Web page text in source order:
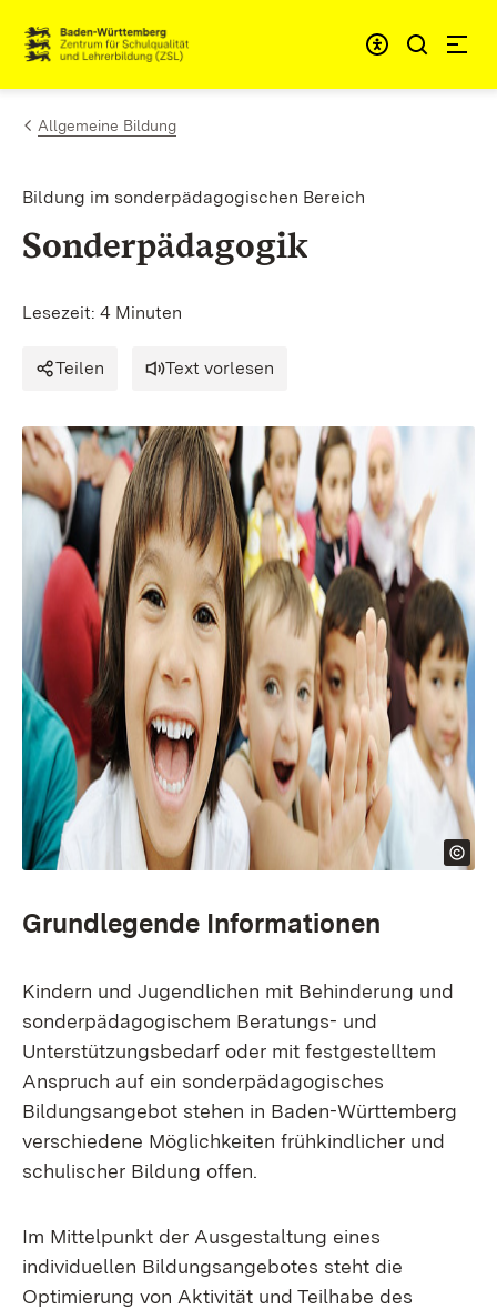
Zum Inhalt springen
Link zur Startseite
Allgemeine Bildung
Bildung im sonderpädagogischen Bereich
Sonderpädagogik
Lesezeit: 4 Minuten
Teilen Text vorlesen
Grundlegende Informationen
Kindern und Jugendlichen mit Behinderung und
sonderpädagogischem Beratungs- und
Unterstützungsbedarf oder mit festgestelltem
Anspruch auf ein sonderpädagogisches
Bildungsangebot stehen in Baden-Württemberg
verschiedene Möglichkeiten frühkindlicher und
schulischer Bildung offen.
Im Mittelpunkt der Ausgestaltung eines
individuellen Bildungsangebotes steht die
Optimierung von Aktivität und Teilhabe des